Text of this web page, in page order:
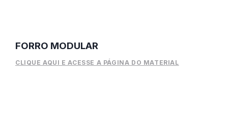
FORRO MODULAR
CLIQUE AQUI E ACESSE A PÁGINA DO MATERIAL